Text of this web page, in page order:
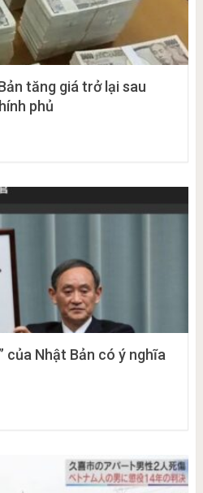
tăng giá trở lại sau
phủ
của Nhật Bản có ý nghĩa